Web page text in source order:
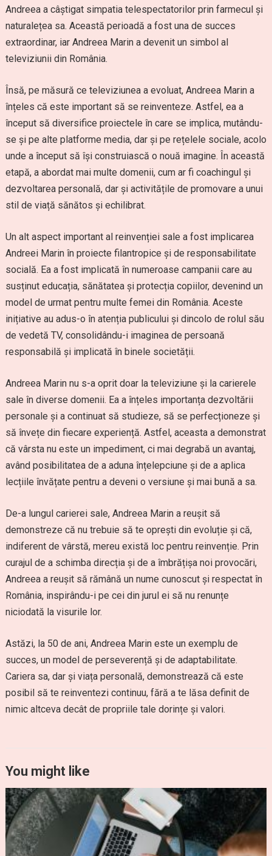
Andreea a câștigat simpatia telespectatorilor prin farmecul și
naturalețea sa. Această perioadă a fost una de succes
extraordinar, iar Andreea Marin a devenit un simbol al
televiziunii din România.
Însă, pe măsură ce televiziunea a evoluat, Andreea Marin a
înțeles că este important să se reinventeze. Astfel, ea a
început să diversifice proiectele în care se implica, mutându-
se și pe alte platforme media, dar și pe rețelele sociale, acolo
unde a început să își construiască o nouă imagine. În această
etapă, a abordat mai multe domenii, cum ar fi coachingul și
dezvoltarea personală, dar și activitățile de promovare a unui
stil de viață sănătos și echilibrat.
Un alt aspect important al reinvenției sale a fost implicarea
Andreei Marin în proiecte filantropice și de responsabilitate
socială. Ea a fost implicată în numeroase campanii care au
susținut educația, sănătatea și protecția copiilor, devenind un
model de urmat pentru multe femei din România. Aceste
inițiative au adus-o în atenția publicului și dincolo de rolul său
de vedetă TV, consolidându-i imaginea de persoană
responsabilă și implicată în binele societății.
Andreea Marin nu s-a oprit doar la televiziune și la carierele
sale în diverse domenii. Ea a înțeles importanța dezvoltării
personale și a continuat să studieze, să se perfecționeze și
să învețe din fiecare experiență. Astfel, aceasta a demonstrat
că vârsta nu este un impediment, ci mai degrabă un avantaj,
având posibilitatea de a aduna înțelepciune și de a aplica
lecțiile învățate pentru a deveni o versiune și mai bună a sa.
De-a lungul carierei sale, Andreea Marin a reușit să
demonstreze că nu trebuie să te oprești din evoluție și că,
indiferent de vârstă, mereu există loc pentru reinvenție. Prin
curajul de a schimba direcția și de a îmbrățișa noi provocări,
Andreea a reușit să rămână un nume cunoscut și respectat în
România, inspirându-i pe cei din jurul ei să nu renunțe
niciodată la visurile lor.
Astăzi, la 50 de ani, Andreea Marin este un exemplu de
succes, un model de perseverență și de adaptabilitate.
Cariera sa, dar și viața personală, demonstrează că este
posibil să te reinventezi continuu, fără a te lăsa definit de
nimic altceva decât de propriile tale dorințe și valori.
You might like